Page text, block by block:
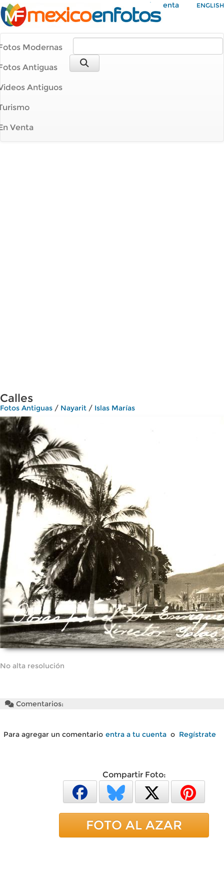
Mi Cuenta ENGLISH
Modernas
Antiguas
Antiguos
Venta
Calles
Fotos Antiguas / Nayarit / Islas Marías
No alta resolución
Comentarios:
Para agregar un comentario entra a tu cuenta o Regístrate
Compartir Foto:
FOTO AL AZAR